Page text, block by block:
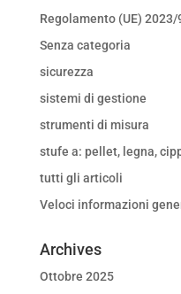
Regolamento (UE) 2023/
Senza categoria
sicurezza
sistemi di gestione
strumenti di misura
stufe a: pellet, legna,
tutti gli articoli
Veloci informazioni
Archives
Ottobre 2025